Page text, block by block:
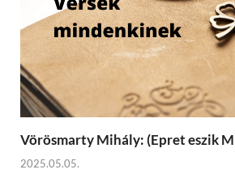
Vörösmarty Mihály: (Epret eszik
2025.05.05.